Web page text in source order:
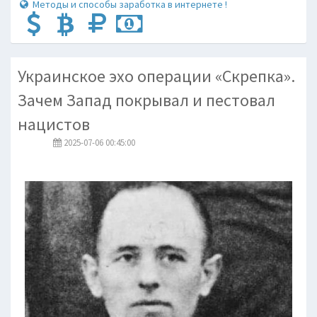
Методы и способы заработка в интернете !
Украинское эхо операции «Скрепка».
Зачем Запад покрывал и пестовал
нацистов
2025-07-06 00:45:00